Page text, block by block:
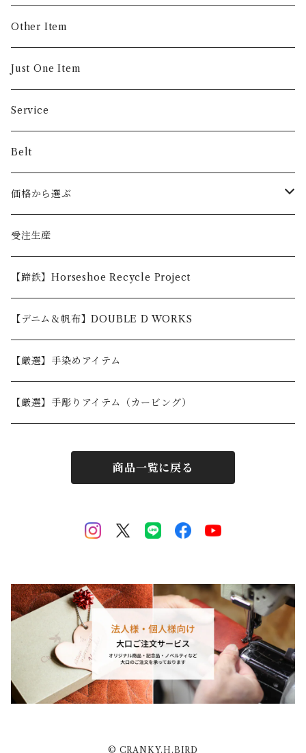
Other Item
Just One Item
Service
Belt
価格から選ぶ
〜5,000円
5,001〜10,000円
10,001〜30,000円
30,001円〜
受注生産
【蹄鉄】Horseshoe Recycle Project
【デニム＆帆布】DOUBLE D WORKS
【厳選】手染めアイテム
【厳選】手彫りアイテム（カービング）
商品一覧に戻る
© CRANKY.H.BIRD